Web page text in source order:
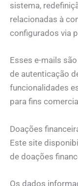
sistema,
relacionadas à
configurados via
Esses e-mails
de autenticação
funcionalidades
para fins
Doações
Este site
de doações
Os dados